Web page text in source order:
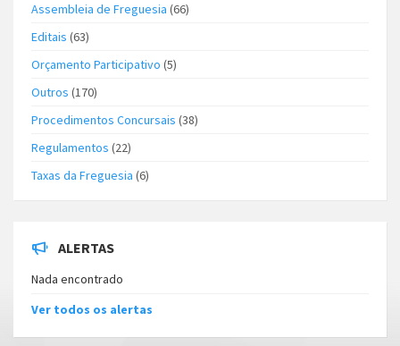
Assembleia de Freguesia (66)
Editais (63)
Orçamento Participativo (5)
Outros (170)
Procedimentos Concursais (38)
Regulamentos (22)
Taxas da Freguesia (6)
ALERTAS
Nada encontrado
Ver todos os alertas